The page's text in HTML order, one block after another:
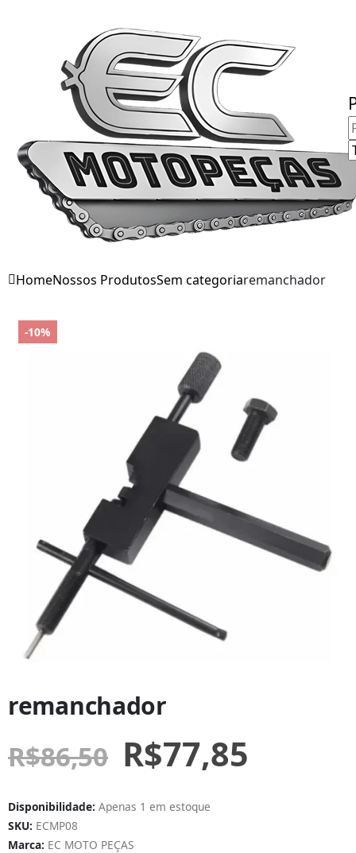
HomeNossos ProdutosSem categoriaremanchador
-10%
remanchador
R$86,50 R$77,85
Disponibilidade: Apenas 1 em estoque
SKU: ECMP08
Marca: EC MOTO PEÇAS